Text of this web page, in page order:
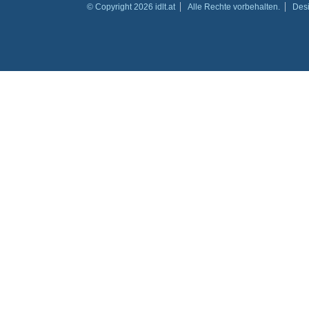
© Copyright 2026 idlt.at Alle Rechte vorbehalten.